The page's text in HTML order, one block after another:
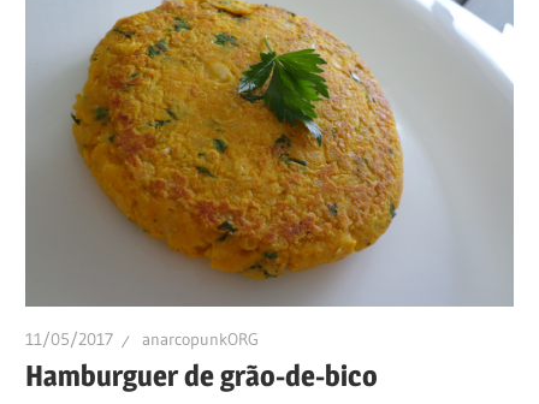
11/05/2017 anarcopunkORG
Hamburguer de grão-de-bico